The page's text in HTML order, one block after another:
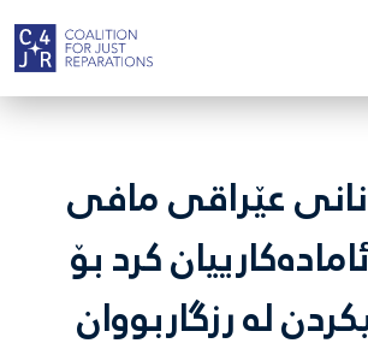
عێراقی مافی
کرد بۆ
لە رزگاربووان